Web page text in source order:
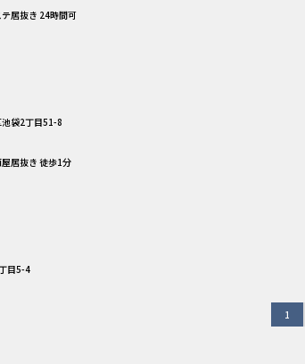
居抜き 24時間可
袋2丁目51-8
居抜き 徒歩1分
目5-4
1